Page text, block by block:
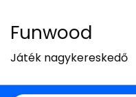
Funwood
Játék nagykereskedő